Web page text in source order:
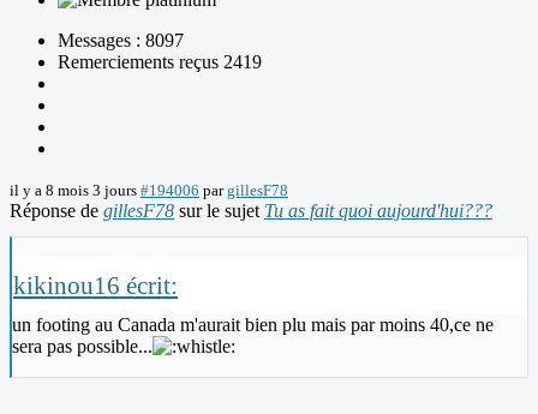
Messages : 8097
Remerciements reçus 2419
il y a 8 mois 3 jours #194006 pargillesF78
Réponse de gillesF78 sur le sujet Tu as fait quoi aujourd'hui???
kikinou16 écrit:
un footing au Canada m'aurait bien plu mais par moins 40,ce ne
sera pas possible...